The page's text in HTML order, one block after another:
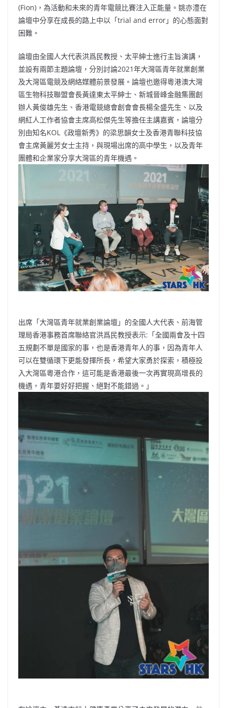
(Fion)，為活動和未來的青年電競比賽注入正能量。姚亦澧在
論壇中分享在成長的路上中以「trial and error」的心態面對
困難。
論壇由全國人大代表洪爲民教授、太平紳士進行主旨演講，
並設有兩節主題論壇，分別討論2021年大灣區青年就業創業
及大灣區電競及網絡媒體前景發展。論壇也邀得粵港澳大灣
區生物科技聯盟會長黃達東太平紳士、新城晉峰金融集團創
辦人黃俊雄先生、香港電競總會創會會長楊全盛先生、以及
網紅人工作者協會主席高松傑先生等擔任主講嘉賓，論壇分
別由知名KOL《政壇新秀》的梁思韻女士及香港青聯科技協
會主席黃麗芳女士主持，與現場出席的高中學生，以及青年
團體和企業家分享大灣區的青年機遇。
出席「大灣區青年就業創業論壇」的全國人大代表、前海管
理局香港事務首席聯絡官洪爲民教授表示:「全國兩會及十四
五規劃不單是國家的事，也是香港青年人的事，因為青年人
可以在雙循環下更能發揮所長，希望大家勇於探索，積極投
入大灣區粵港合作，這可能是香港最後一次再實現高增長的
機遇，青年要好好把握、絕對不能錯過。」